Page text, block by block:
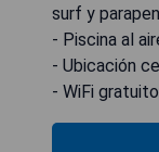
surf y
- Piscina al
- Ubicación
- WiFi